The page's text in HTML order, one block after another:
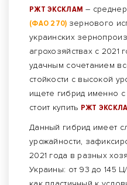
РЖТ ЭКСКЛАМ –
(ФАО 270) зернового
украинских
агрохозяйствах с 2021
удачным сочетанием
стойкости с высокой
ищете гибрид именно с
стоит купить РЖТ
Данный гибрид имеет
урожайности,
2021 года в разных
Украины: от 93 до 145